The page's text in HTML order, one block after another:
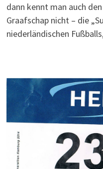
dann kennt man auch
Graafschap nicht – die
niederländischen